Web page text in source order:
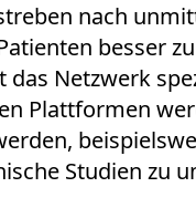
nach
besser
Netzwerk
Plattformen
Studien zu